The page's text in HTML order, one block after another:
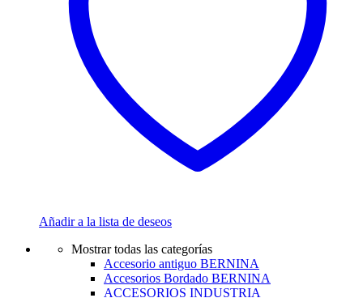
Añadir a la lista de deseos
Mostrar todas las categorías
Accesorio antiguo BERNINA
Accesorios Bordado BERNINA
ACCESORIOS INDUSTRIA